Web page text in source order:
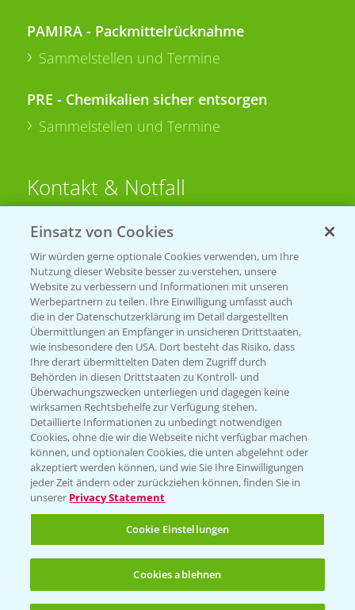
PAMIRA - Packmittelrücknahme
Sammelstellen und Termine
PRE - Chemikalien sicher entsorgen
Sammelstellen und Termine
Kontakt & Notfall
Beratung auf WhatsApp
T.+49 (0)174 346 564 1
KONTAKT
Hilfe in Notfällen
T.+49 (0)214/30-20220
Folgen Sie uns
Einsatz von Cookies
Wir würden gerne optionale Cookies verwenden, um Ihre
Nutzung dieser Website besser zu verstehen, unsere
Website zu verbessern und Informationen mit unseren
Werbepartnern zu teilen. Ihre Einwilligung umfasst auch
die in der Datenschutzerklärung im Detail dargestellten
Übermittlungen an Empfänger in unsicheren Drittstaaten,
wie insbesondere den USA. Dort besteht das Risiko, dass
Ihre derart übermittelten Daten dem Zugriff durch
Behörden in diesen Drittstaaten zu Kontroll- und
Überwachungszwecken unterliegen und dagegen keine
wirksamen Rechtsbehelfe zur Verfügung stehen.
Detaillierte Informationen zu unbedingt notwendigen
Cookies, ohne die wir die Webseite nicht verfügbar machen
können, und optionalen Cookies, die unten abgelehnt oder
akzeptiert werden können, und wie Sie Ihre Einwilligungen
jeder Zeit ändern oder zurückziehen können, finden Sie in
unserer Privacy Statement
Cookie Einstellungen
Cookies ablehnen